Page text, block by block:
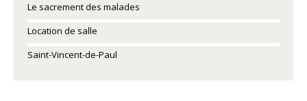
Le sacrement des malades
Location de salle
Saint-Vincent-de-Paul